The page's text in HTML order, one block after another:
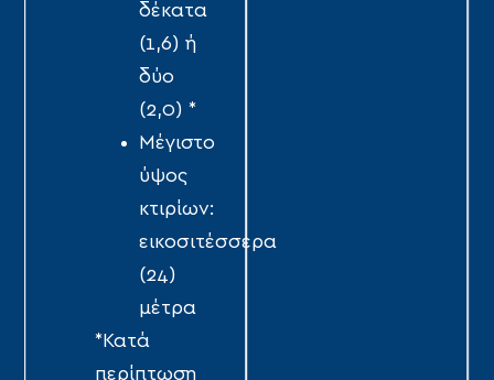
δέκατα
(1,6) ή
δύο
(2,0) *
Μέγιστο
ύψος
κτιρίων:
εικοσιτέσσερα
(24)
μέτρα
*Κατά
περίπτωση